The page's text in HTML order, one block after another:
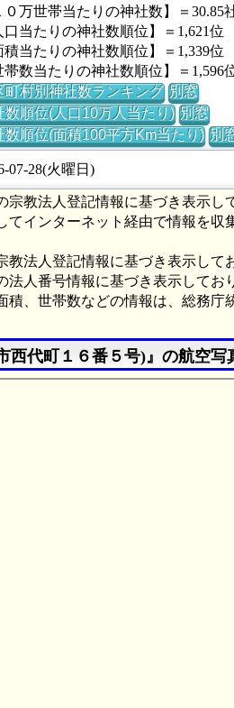
０万世帯当たりの神社数】＝30.85
口当たりの神社数順位】＝1,621位
積当たりの神社数順位】＝1,339位
帯数当たりの神社数順位】＝1,596
町村別神社数ランキング 別窓
数順位(人口10万人当たり) 別窓
数順位(面積100平方Km当たり) 別
07-28(火曜日)
宗教法人登記情報に基づき表示し
てインターネット経由で情報を
教法人登記情報に基づき表示して
法人番号情報に基づき表示してお
積、世帯数などの情報は、総務
西代町１６番５号)』の航空写